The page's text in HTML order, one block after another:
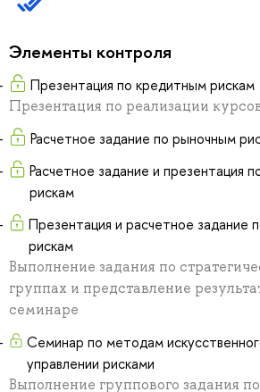
Элементы контроля
Презентация по кредитным рискам
Презентация по реализации
Расчетное задание по рыночным
Расчетное задание и презентация
рискам
Презентация и расчетное задание
рискам
Выполнение задания по
группах и представление
семинаре
Семинар по методам
управлении рисками
Выполнение группового задания